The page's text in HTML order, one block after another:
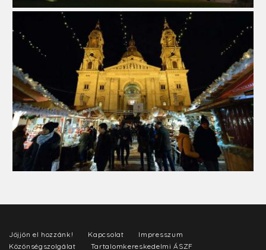
Jöjjön el hozzánk! Kapcsolat
Impresszum
Közönségszolgálat
Tartalomkereskedelmi ÁSZF